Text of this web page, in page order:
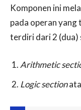
Komponen ini
pada operan
terdiri dari 2 (dua)
Arithmetic
Logic section